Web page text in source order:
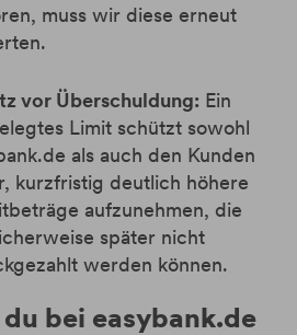
muss wir diese erneut
vor Überschuldung: Ein
Limit schützt sowohl
als auch den Kunden
kurzfristig deutlich höhere
aufzunehmen, die
später nicht
werden können.
bei easybank.de